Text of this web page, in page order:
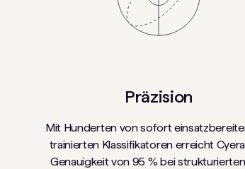
Präzision
Mit Hunderten von sofort
trainierten Klassifikatoren erreicht
Genauigkeit von 95 % bei